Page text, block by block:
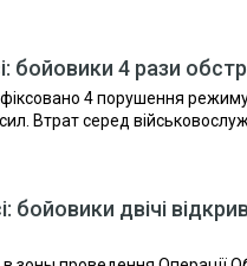
4 рази
4 порушення
Втрат серед
бойовики двічі